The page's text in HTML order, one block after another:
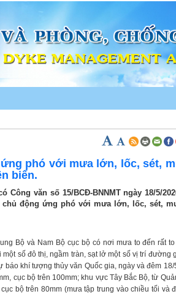
phó với mưa lớn, lốc, sét,
biển.
Công văn số 15/BCĐ-BNNMT ngày 18/5/
chủ động ứng phó với mưa lớn, lốc, sét,
Bộ và Nam Bộ cục bộ có nơi mưa to đến rất
số đô thị, ngầm tràn, sạt lở một số vị trí đường
báo khí tượng thủy văn Quốc gia, ngày và đêm
cục bộ trên 100mm; khu vực Tây Bắc Bộ, từ
bộ trên 80mm (mưa tập trung vào chiều tối và